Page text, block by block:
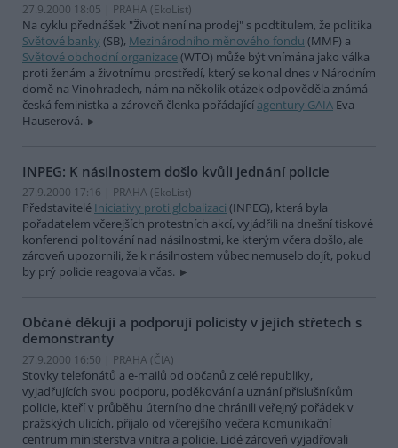
27.9.2000 18:05 | PRAHA (EkoList)
Na cyklu přednášek "Život není na prodej" s podtitulem, že politika
Světové banky (SB), Mezinárodního měnového fondu (MMF) a
Světové obchodní organizace(WTO) může být vnímána jako válka
proti ženám a životnímu prostředí, který se konal dnes v Národním
domě na Vinohradech, nám na několik otázek odpověděla známá
česká feministka a zároveň členka pořádající agentury GAIA Eva
Hauserová.
INPEG: K násilnostem došlo kvůli jednání policie
27.9.2000 17:16 | PRAHA (EkoList)
Představitelé Iniciativy proti globalizaci (INPEG), která byla
pořadatelem včerejších protestních akcí, vyjádřili na dnešní tiskové
konferenci politování nad násilnostmi, ke kterým včera došlo, ale
zároveň upozornili, že k násilnostem vůbec nemuselo dojít, pokud
by prý policie reagovala včas.
Občané děkují a podporují policisty v jejich střetech s
demonstranty
27.9.2000 16:50 | PRAHA (ČIA)
Stovky telefonátů a e-mailů od občanů z celé republiky,
vyjadřujících svou podporu, poděkování a uznání příslušníkům
policie, kteří v průběhu úterního dne chránili veřejný pořádek v
pražských ulicích, přijalo od včerejšího večera Komunikační
centrum ministerstva vnitra a policie. Lidé zároveň vyjadřovali